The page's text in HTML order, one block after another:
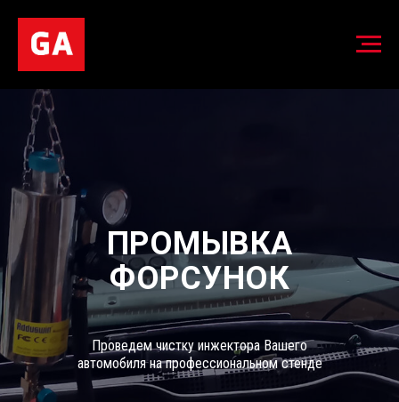
ПРОМЫВКА
ФОРСУНОК
Проведем чистку инжектора Вашего
автомобиля на профессиональном стенде